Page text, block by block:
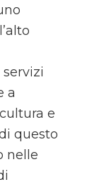
a
e
questo
nelle